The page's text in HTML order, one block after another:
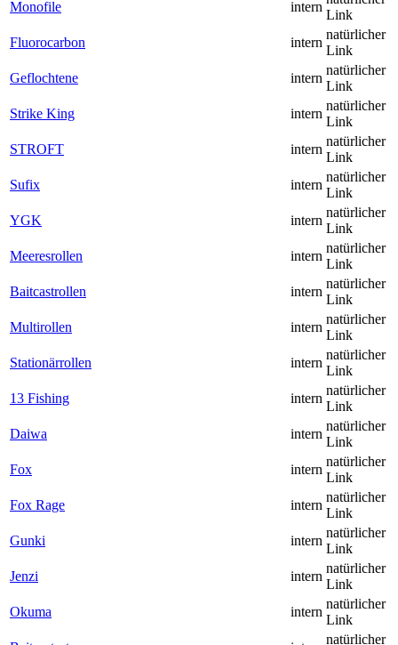
Monofile
intern
Link
Fluorocarbon
intern
natürlicher
Link
Geflochtene
intern
natürlicher
Link
Strike King
intern
natürlicher
Link
STROFT
intern
natürlicher
Link
Sufix
intern
natürlicher
Link
YGK
intern
natürlicher
Link
Meeresrollen
intern
natürlicher
Link
Baitcastrollen
intern
natürlicher
Link
Multirollen
intern
natürlicher
Link
Stationärrollen
intern
natürlicher
Link
13 Fishing
intern
natürlicher
Link
Daiwa
intern
natürlicher
Link
Fox
intern
natürlicher
Link
Fox Rage
intern
natürlicher
Link
Gunki
intern
natürlicher
Link
Jenzi
intern
natürlicher
Link
Okuma
intern
natürlicher
Link
natürlicher